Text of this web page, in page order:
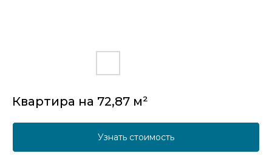
Квартира на 72,87 м²
Узнать стоимость